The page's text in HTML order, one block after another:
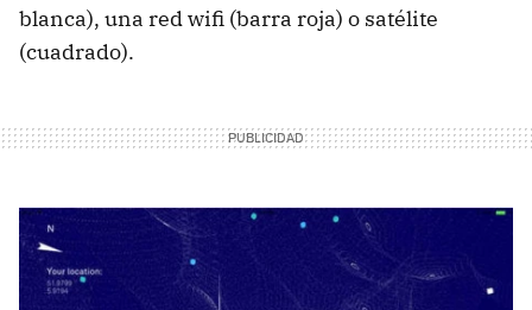
blanca), una red wifi (barra roja) o satélite
(cuadrado).